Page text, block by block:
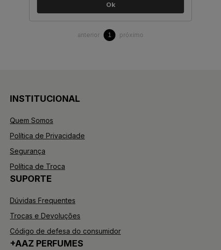
Ok
anterior 1 próximo
INSTITUCIONAL
Quem Somos
Política de Privacidade
Segurança
Política de Troca
SUPORTE
Dúvidas Frequentes
Trocas e Devoluções
Código de defesa do consumidor
+AAZ PERFUMES